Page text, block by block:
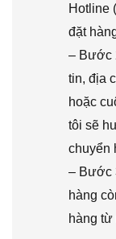
Hotline
đặt
– Bước
tin, địa
hoặc
tôi sẽ
chuyển
– Bước
hàng
hàng từ